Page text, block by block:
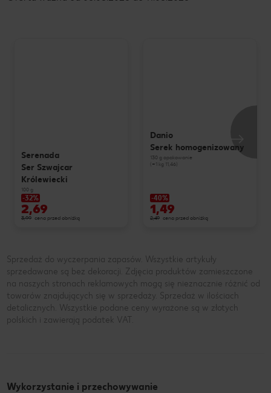
Serenada
Ser Szwajcar
Królewiecki
100 g
-32%
2,69
3,99 cena przed obniżką
Danio
Serek homogenizowany
130 g opakowanie
(=1 kg 11,46)
-40%
1,49
2,49 cena przed obniżką
Sprzedaż do wyczerpania zapasów. Wszystkie artykuły
sprzedawane są bez dekoracji. Zdjęcia produktów zamieszczone
na naszych stronach reklamowych mogą się nieznacznie różnić od
towarów znajdujących się w sprzedaży. Sprzedaż w ilościach
detalicznych. Wszystkie podane ceny wyrażone są w złotych
polskich i zawierają podatek VAT.
Wykorzystanie i przechowywanie